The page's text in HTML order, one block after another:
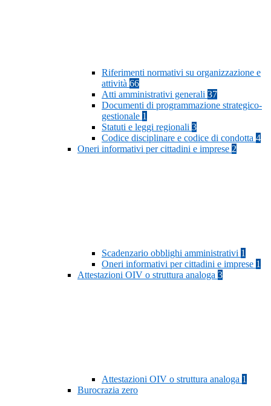
Riferimenti normativi su organizzazione e
attività 66
Atti amministrativi generali 37
Documenti di programmazione strategico-
gestionale 1
Statuti e leggi regionali 3
Codice disciplinare e codice di condotta 4
Oneri informativi per cittadini e imprese 2
Scadenzario obblighi amministrativi 1
Oneri informativi per cittadini e imprese 1
Attestazioni OIV o struttura analoga 3
Attestazioni OIV o struttura analoga 1
Burocrazia zero